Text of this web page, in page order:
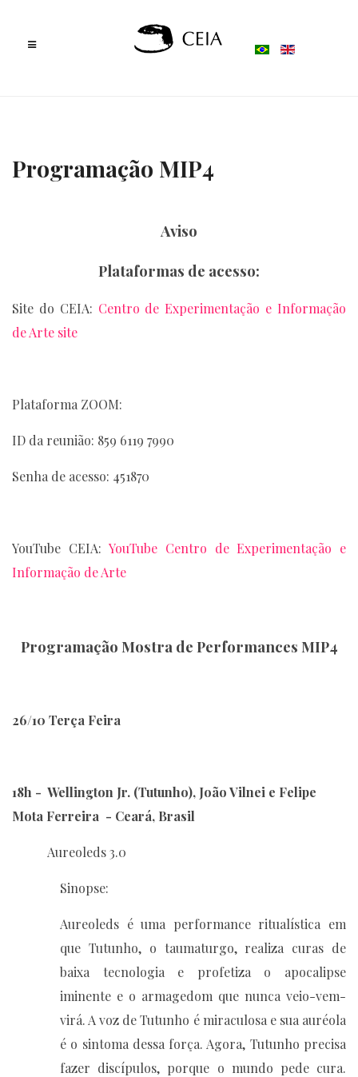
Programação MIP4
Aviso
Plataformas de acesso:
Site do CEIA: Centro de Experimentação e Informação
de Arte site
Plataforma ZOOM:
ID da reunião: 859 6119 7990
Senha de acesso: 451870
YouTube CEIA:YouTube Centro de Experimentação e
Informação de Arte
Programação Mostra de Performances MIP4
26/10 Terça Feira
18h - Wellington Jr. (Tutunho), João Vilnei e Felipe
Mota Ferreira - Ceará, Brasil
Aureoleds 3.0
Sinopse:
Aureoleds é uma performance ritualística em
que Tutunho, o taumaturgo, realiza curas de
baixa tecnologia e profetiza o apocalipse
iminente e o armagedom que nunca veio-vem-
virá. A voz de Tutunho é miraculosa e sua auréola
é o sintoma dessa força. Agora, Tutunho precisa
fazer discípulos, porque o mundo pede cura.